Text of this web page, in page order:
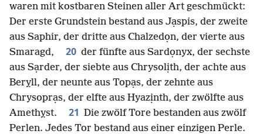
waren mit kostbaren Steinen aller Art geschmückt:
Der erste Grundstein bestand aus Jạspis, der zweite
aus Saphir, der dritte aus Chalzedọn, der vierte aus
Smaragd,
20 der fünfte aus Sardọnyx, der sechste
aus Sạrder, der siebte aus Chrysolịth, der achte aus
Berỵll, der neunte aus Topạs, der zehnte aus
Chrysoprạs, der elfte aus Hyazịnth, der zwölfte aus
Amethỵst.
21 Die zwölf Tore bestanden aus zwölf
Perlen. Jedes Tor bestand aus einer einzigen Perle.